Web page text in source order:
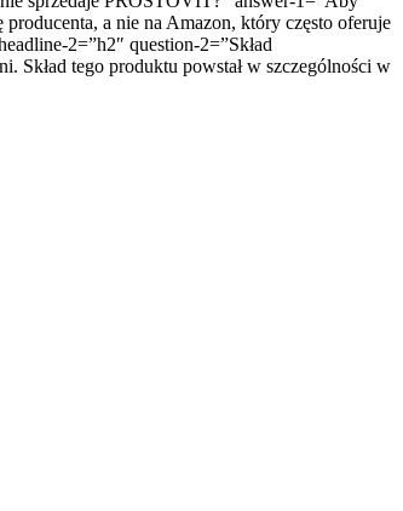
a nie na Amazon, który często oferuje
2=”h2″ question-2=”Skład
tego produktu powstał w szczególności w